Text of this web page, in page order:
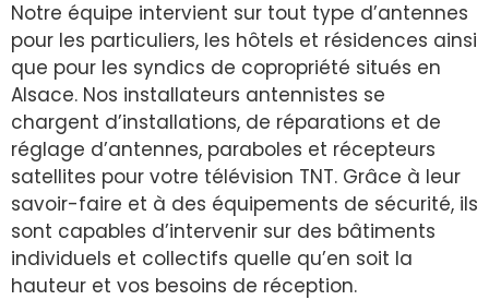
Notre équipe intervient sur tout type d’antennes
pour les particuliers, les hôtels et résidences ainsi
que pour les syndics de copropriété situés en
Alsace. Nos installateurs antennistes se
chargent d’installations, de réparations et de
réglage d’antennes, paraboles et récepteurs
satellites pour votre télévision TNT. Grâce à leur
savoir-faire et à des équipements de sécurité, ils
sont capables d’intervenir sur des bâtiments
individuels et collectifs quelle qu’en soit la
hauteur et vos besoins de réception.